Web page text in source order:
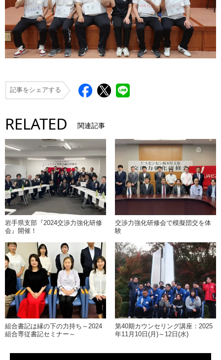
記事をシェアする
RELATED 関連記事
岩手県支部『2024交渉力強化研修
会』開催！
交渉力強化研修会で模擬団交を体
験
組合書記は縁の下の力持ち～2024
組合専従書記セミナー～
第40期カウンセリング講座：2025
年11月10日(月)～12日(水)